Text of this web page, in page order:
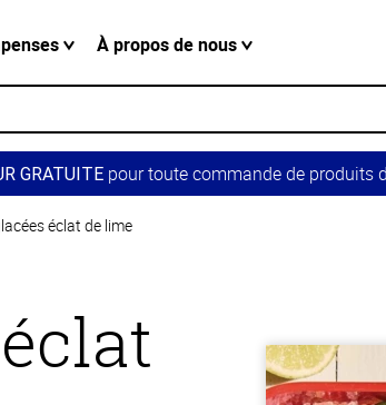
À propos de nous
GRATUITEpour toute commande de produits
éclat de lime